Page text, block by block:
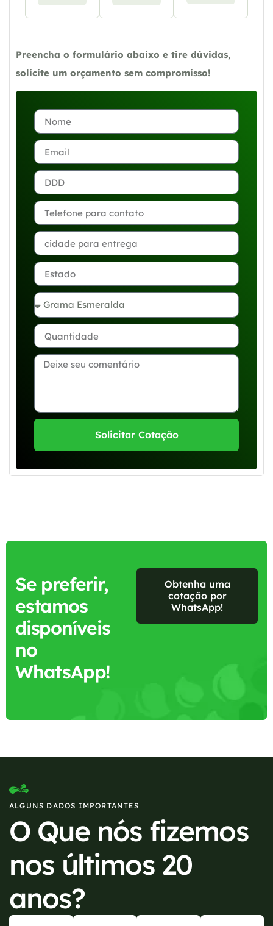
Preencha o formulário abaixo e tire dúvidas,
solicite um orçamento sem compromisso!
Solicitar Cotação
Se preferir,
estamos
disponíveis
no
WhatsApp!
Obtenha uma
cotação por
WhatsApp!
ALGUNS DADOS IMPORTANTES
O Que nós fizemos
nos últimos 20
anos?